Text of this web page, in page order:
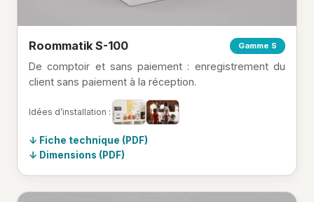
Roommatik S-100 Gamme S
De comptoir et sans paiement : enregistrement du
client sans paiement à la réception.
Idées d’installation :
Fiche technique (PDF)
Dimensions (PDF)